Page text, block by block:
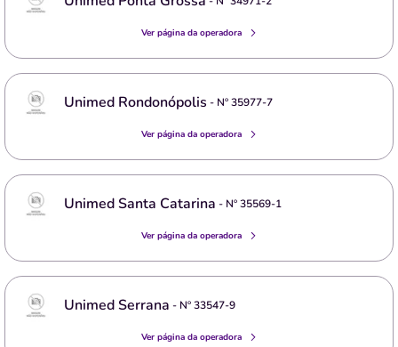
Ver página da operadora
Unimed Rondonópolis - Nº35977-7
Ver página da operadora
Unimed Santa Catarina - Nº35569-1
Ver página da operadora
Unimed Serrana - Nº33547-9
Ver página da operadora